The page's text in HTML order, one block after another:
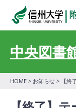
中央図書
HOME > お知らせ > 【終